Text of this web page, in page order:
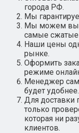
города РФ.
Мы
Мы можем
самые сжатые
Наши цены
рынке.
Оформить
режиме
Менеджер сам
будет удобнее.
Для доставки
только
которая ни
клиентов.